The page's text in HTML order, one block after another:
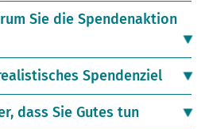
Sie die Spendenaktion
Spendenziel
dass Sie Gutes tun